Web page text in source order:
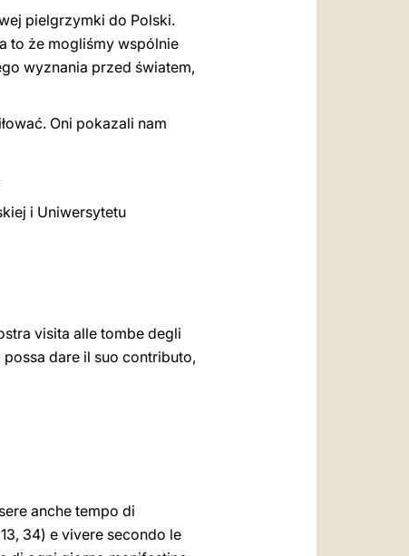
pielgrzymki do Polski.
to że mogliśmy wspólnie
wyznania przed światem,
Oni pokazali nam
i Uniwersytetu
visita alle tombe degli
dare il suo contributo,
anche tempo di
13, 34) e vivere secondo le